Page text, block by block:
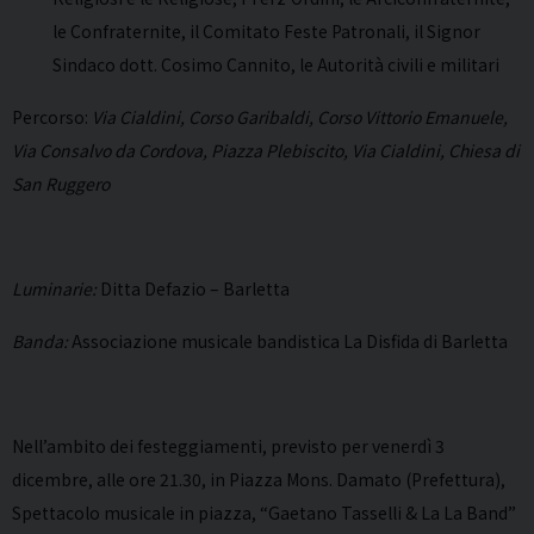
le Confraternite, il Comitato Feste Patronali, il Signor
Sindaco dott. Cosimo Cannito, le Autorità civili e militari
Percorso: Via Cialdini, Corso Garibaldi, Corso Vittorio Emanuele,
Via Consalvo da Cordova, Piazza Plebiscito, Via Cialdini, Chiesa di
San Ruggero
Luminarie: Ditta Defazio – Barletta
Banda:Associazione musicale bandistica La Disfida di Barletta
Nell’ambito dei festeggiamenti, previsto per venerdì 3
dicembre, alle ore 21.30, in Piazza Mons. Damato (Prefettura),
Spettacolo musicale in piazza, “Gaetano Tasselli & La La Band”